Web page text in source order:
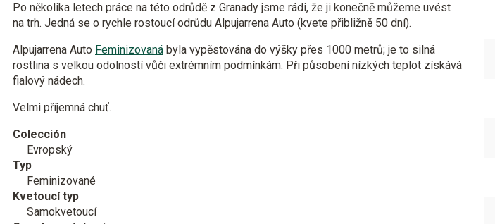
Po několika letech práce na této odrůdě z Granady jsme rádi, že ji konečně můžeme uvést
na trh. Jedná se o rychle rostoucí odrůdu Alpujarrena Auto (kvete přibližně 50 dní).
Alpujarrena Auto Feminizovaná byla vypěstována do výšky přes 1000 metrů; je to silná
rostlina s velkou odolností vůči extrémním podmínkám. Při působení nízkých teplot získává
fialový nádech.
Velmi příjemná chuť.
Colección
Evropský
Typ
Feminizované
Kvetoucí typ
Samokvetoucí